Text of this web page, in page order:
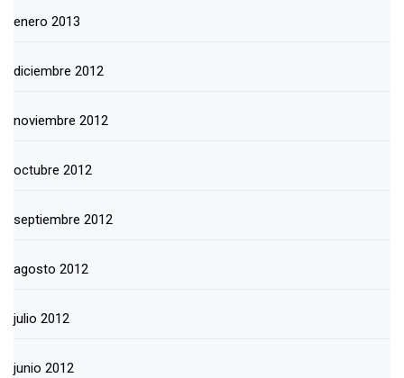
enero 2013
diciembre 2012
noviembre 2012
octubre 2012
septiembre 2012
agosto 2012
julio 2012
junio 2012